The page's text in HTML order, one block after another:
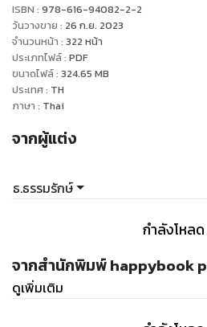
ISBN : 978-616-94082-2-2
วันวางขาย : 26 ก.ย. 2023
จำนวนหน้า : 322 หน้า
ประเภทไฟล์: PDF
ขนาดไฟล์: 324.65 MB
ประเทศ: TH
ภาษา : Thai
จากผู้แต่ง
ธ.ธรรมรักษ์
กำลังโหลด
จากสำนักพิมพ์ happybook
ดูเพิ่มเติม